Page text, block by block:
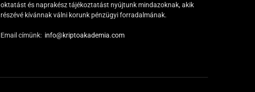
oktatást és naprakész tájékoztatást nyújtunk mindazoknak, akik
részévé kívánnak válni korunk pénzügyi forradalmának.
Email címünk: info@kriptoakademia.com